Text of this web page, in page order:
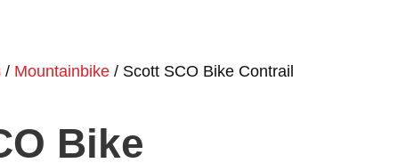
/ Mountainbike/ Scott SCO Bike Contrail
Bike